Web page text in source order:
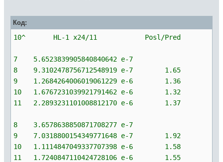
Код:
10^ HL-1 x24/11 Posl/Pred
7 5.6523839905840840642 e-7
8 9.3102478756712548919 e-7 1.65
9 1.2684264006019061229 e-6 1.36
10 1.6767231039921791462 e-6 1.32
11 2.2893231101008812170 e-6 1.37
8 3.6578638850871708277 e-7
9 7.0318800154349771648 e-7 1.92
10 1.1114847049337707398 e-6 1.58
11 1.7240847110424728106 e-6 1.55